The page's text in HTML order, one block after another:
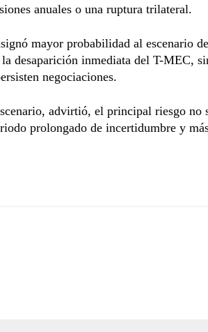
anuales o una ruptura trilateral.
mayor probabilidad al escenario
desaparición inmediata del T-MEC,
negociaciones.
advirtió, el principal riesgo no
prolongado de incertidumbre y